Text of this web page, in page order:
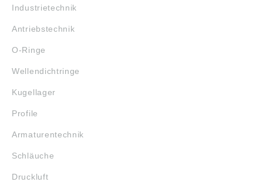
Industrietechnik
Antriebstechnik
O-Ringe
Wellendichtringe
Kugellager
Profile
Armaturentechnik
Schläuche
Druckluft